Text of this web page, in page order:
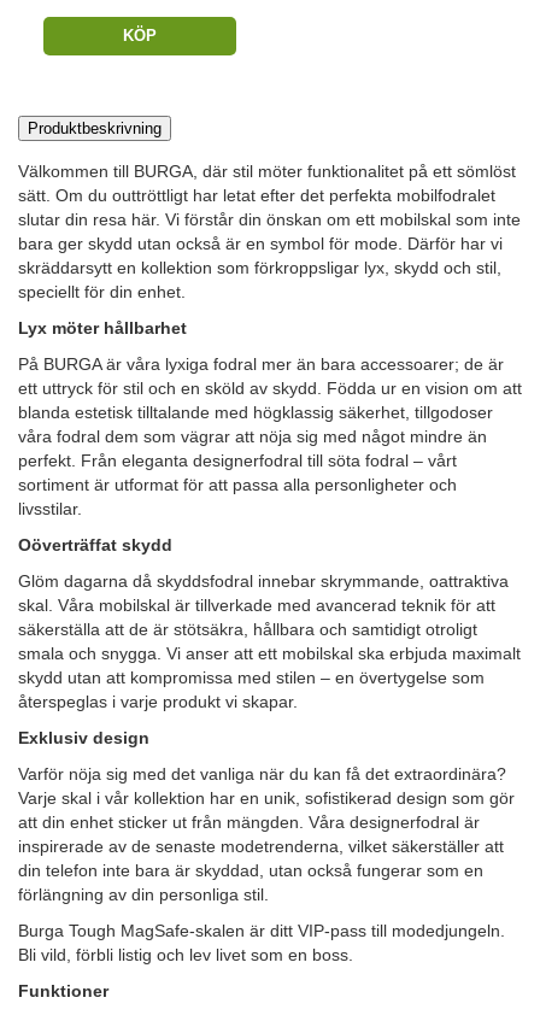
KÖP
Produktbeskrivning
Välkommen till BURGA, där stil möter funktionalitet på ett sömlöst
sätt. Om du outtröttligt har letat efter det perfekta mobilfodralet
slutar din resa här. Vi förstår din önskan om ett mobilskal som inte
bara ger skydd utan också är en symbol för mode. Därför har vi
skräddarsytt en kollektion som förkroppsligar lyx, skydd och stil,
speciellt för din enhet.
Lyx möter hållbarhet
På BURGA är våra lyxiga fodral mer än bara accessoarer; de är
ett uttryck för stil och en sköld av skydd. Födda ur en vision om att
blanda estetisk tilltalande med högklassig säkerhet, tillgodoser
våra fodral dem som vägrar att nöja sig med något mindre än
perfekt. Från eleganta designerfodral till söta fodral – vårt
sortiment är utformat för att passa alla personligheter och
livsstilar.
Oöverträffat skydd
Glöm dagarna då skyddsfodral innebar skrymmande, oattraktiva
skal. Våra mobilskal är tillverkade med avancerad teknik för att
säkerställa att de är stötsäkra, hållbara och samtidigt otroligt
smala och snygga. Vi anser att ett mobilskal ska erbjuda maximalt
skydd utan att kompromissa med stilen – en övertygelse som
återspeglas i varje produkt vi skapar.
Exklusiv design
Varför nöja sig med det vanliga när du kan få det extraordinära?
Varje skal i vår kollektion har en unik, sofistikerad design som gör
att din enhet sticker ut från mängden. Våra designerfodral är
inspirerade av de senaste modetrenderna, vilket säkerställer att
din telefon inte bara är skyddad, utan också fungerar som en
förlängning av din personliga stil.
Burga Tough MagSafe-skalen är ditt VIP-pass till modedjungeln.
Bli vild, förbli listig och lev livet som en boss.
Funktioner